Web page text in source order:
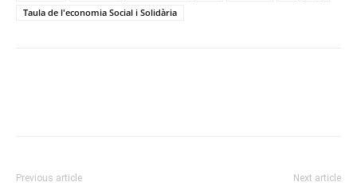
Taula de l'economia Social i Solidària
Previous article Next article